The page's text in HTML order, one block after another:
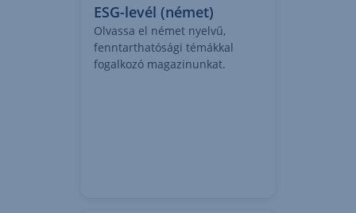
ESG-levél (német)
Olvassa el német nyelvű,
fenntarthatósági témákkal
fogalkozó magazinunkat.